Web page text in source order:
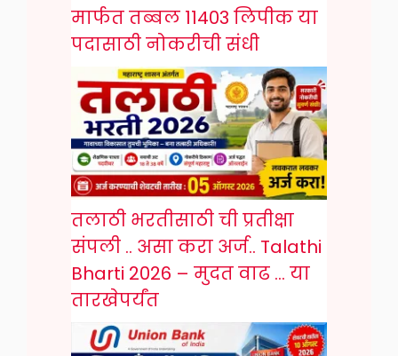
मार्फत तब्बल 11403 लिपीक या
पदासाठी नोकरीची संधी
तलाठी भरतीसाठी ची प्रतीक्षा
संपली .. असा करा अर्ज.. Talathi
Bharti 2026 – मुदत वाढ … या
तारखेपर्यंत